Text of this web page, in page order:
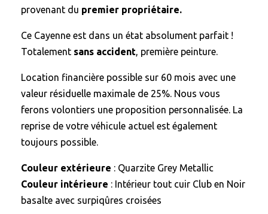
provenant du premier propriétaire.
Ce Cayenne est dans un état absolument parfait !
Totalement sans accident, première peinture.
Location financière possible sur 60 mois avec une
valeur résiduelle maximale de 25%. Nous vous
ferons volontiers une proposition personnalisée. La
reprise de votre véhicule actuel est également
toujours possible.
Couleur extérieure : Quarzite Grey Metallic
Couleur intérieure : Intérieur tout cuir Club en Noir
basalte avec surpiqûres croisées